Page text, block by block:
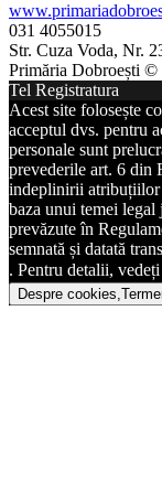
031 4055015
Str. Cuza Voda, Nr.
Primăria Dobroești ©
Tel Registratura
Acest site folosește
acceptul dvs. pentru
personale sunt
prevederile art. 6 din
indeplinirii atribuțiilor
baza unui temei
prevăzute în
semnată și datată
. Pentru detalii,
Despre